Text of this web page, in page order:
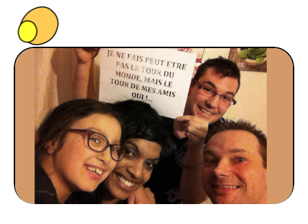
FOOD
BONS PLANS
SOUTENEZ KULTT